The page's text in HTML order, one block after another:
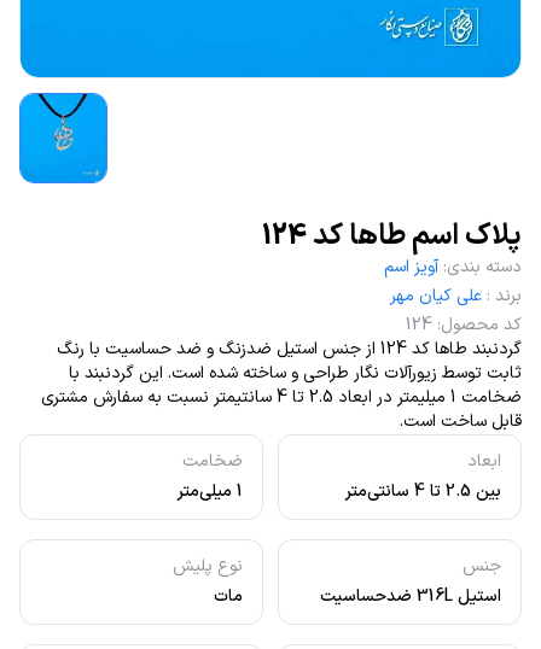
پلاک اسم طاها کد 124
ابعاد
بین 2.5 تا 4 سانتی‌متر
ضخامت
1 میلی‌متر
جنس
استیل 316L ضدحساسیت
نوع پلیش
مات
دسته بندی: آویز اسم
برند : علی کیان مهر
کد محصول:
124
گردنبند طاها کد 124 از جنس استیل ضدزنگ و ضد حساسیت با رنگ
ثابت توسط زیورآلات نگار طراحی و ساخته شده است. این گردنبند با
ضخامت 1 میلیمتر در ابعاد 2.5 تا 4 سانتیمتر نسبت به سفارش مشتری
قابل ساخت است.